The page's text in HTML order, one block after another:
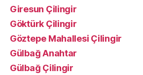
Giresun Çilingir
Göktürk Çilingir
Göztepe Mahallesi Çilingir
Gülbağ Anahtar
Gülbağ Çilingir